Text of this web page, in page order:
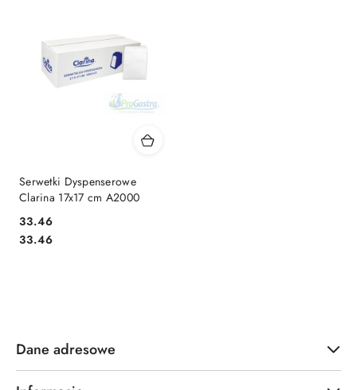
Serwetki Dyspenserowe
Clarina 17x17 cm A2000
Cena:
33.46
Cena:
33.46
Dane adresowe